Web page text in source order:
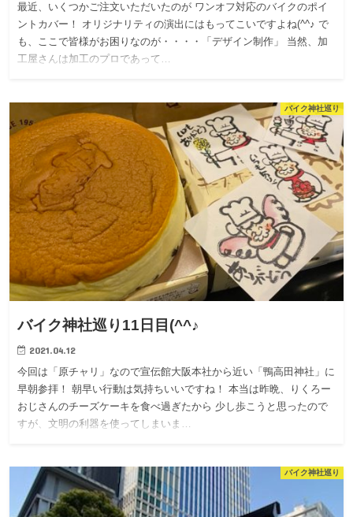
最近、いくつかご注文いただいたのが ワンオフ対応のバイクのポイ
ントカバー！ オリジナリティの演出にはもってこいですよね(^^♪ で
も、ここで皆様がお困りなのが・・・・「デザイン制作」 当然、加
工屋さんは加工のプロであって…
バイク神社巡り
バイク神社巡り11日目(^^♪
2021.04.12
今回は「原チャリ」なので宣伝館大阪本社から近い「鴨高田神社」に
早朝参拝！ 朝早い行動は気持ちいいですね！ 本当は昨晩、りくろー
おじさんのチーズケーキを食べ過ぎたから 少し歩こうと思ったので
すが、文明の利器を使ってしまいま…
バイク神社巡り